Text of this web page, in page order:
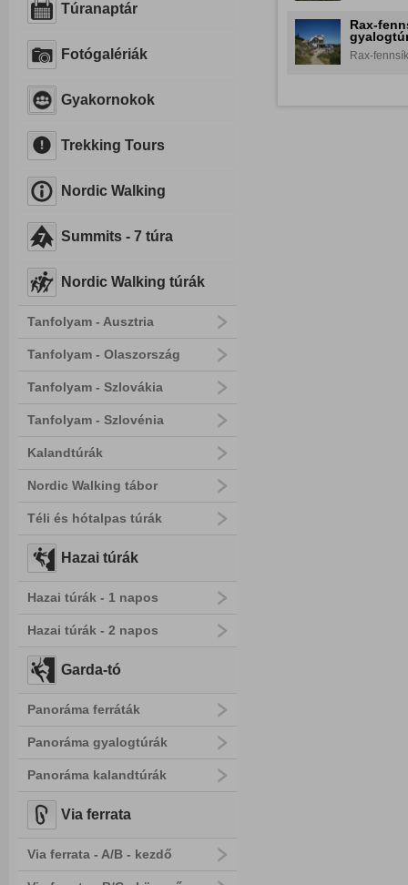
Túranaptár
Fotógalériák
Gyakornokok
Trekking Tours
Nordic Walking
Summits - 7 túra
Nordic Walking túrák
Tanfolyam - Ausztria
Tanfolyam - Olaszország
Tanfolyam - Szlovákia
Tanfolyam - Szlovénia
Kalandtúrák
Nordic Walking tábor
Téli és hótalpas túrák
Hazai túrák
Hazai túrák - 1 napos
Hazai túrák - 2 napos
Garda-tó
Panoráma ferráták
Panoráma gyalogtúrák
Panoráma kalandtúrák
Via ferrata
Via ferrata - A/B - kezdő
Rax-
Rax-